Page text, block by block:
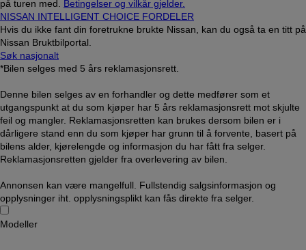
på turen med. Betingelser og vilkår gjelder.
NISSAN INTELLIGENT CHOICE FORDELER
Hvis du ikke fant din foretrukne brukte Nissan, kan du også ta en titt på
Nissan Bruktbilportal.
Søk nasjonalt
*Bilen selges med 5 års reklamasjonsrett.
Denne bilen selges av en forhandler og dette medfører som et
utgangspunkt at du som kjøper har 5 års reklamasjonsrett mot skjulte
feil og mangler. Reklamasjonsretten kan brukes dersom bilen er i
dårligere stand enn du som kjøper har grunn til å forvente, basert på
bilens alder, kjørelengde og informasjon du har fått fra selger.
Reklamasjonsretten gjelder fra overlevering av bilen.
Annonsen kan være mangelfull. Fullstendig salgsinformasjon og
opplysninger iht. opplysningsplikt kan fås direkte fra selger.
Modeller